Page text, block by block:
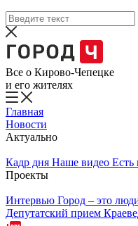
Все о Кирово-Чепецке
и его жителях
Главная
Новости
Актуально
Кадр дня Наше видео Есть
Проекты
Интервью Город – это
Депутатский прием